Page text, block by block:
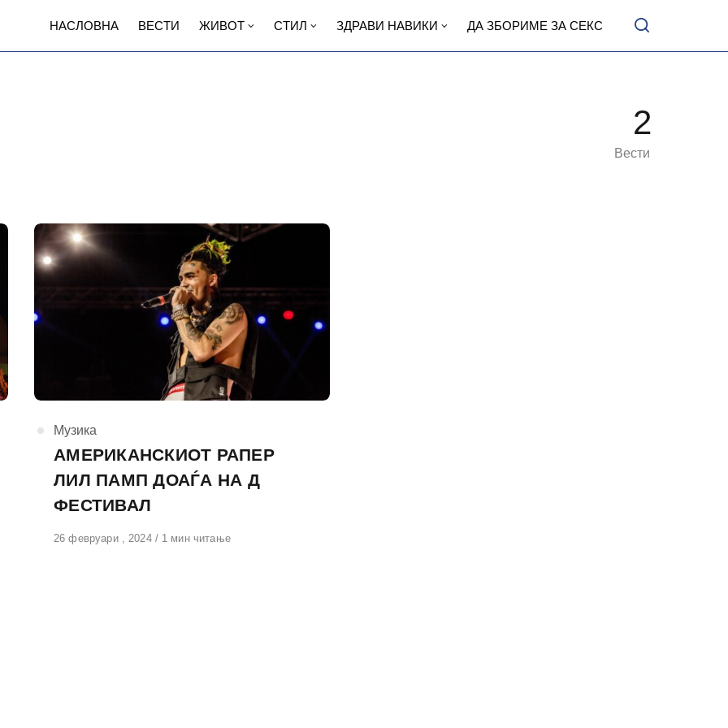
НАСЛОВНА ВЕСТИ ЖИВОТ СТИЛ ЗДРАВИ НАВИКИ ДА ЗБОРИМЕ ЗА СЕКС
2
Вести
КАтегорија
Музика
АМЕРИКАНСКИОТ РАПЕР
ЛИЛ ПАМП ДОАЃА НА Д
ФЕСТИВАЛ
Објавено
26 февруари , 2024 1 мин читање